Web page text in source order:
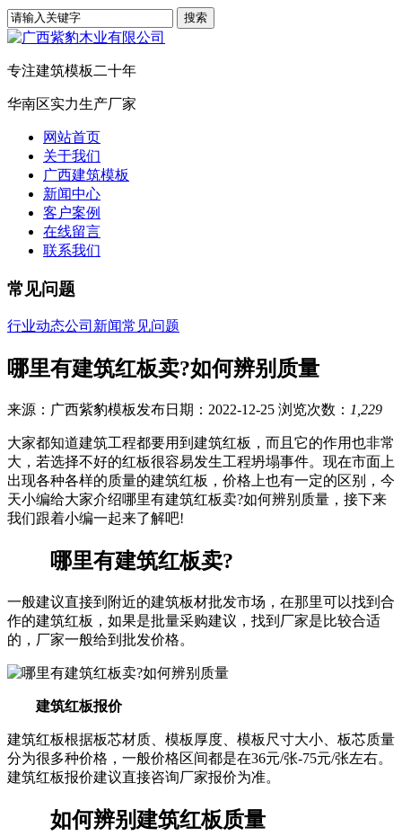
专注建筑模板二十年
华南区实力生产厂家
网站首页
关于我们
广西建筑模板
新闻中心
客户案例
在线留言
联系我们
常见问题
行业动态公司新闻常见问题
哪里有建筑红板卖?如何辨别质量
来源：广西紫豹模板发布日期：2022-12-25 浏览次数： 1,229
大家都知道建筑工程都要用到建筑红板，而且它的作用也非常
大，若选择不好的红板很容易发生工程坍塌事件。现在市面上
出现各种各样的质量的建筑红板，价格上也有一定的区别，今
天小编给大家介绍哪里有建筑红板卖?如何辨别质量，接下来
我们跟着小编一起来了解吧!
哪里有建筑红板卖?
一般建议直接到附近的建筑板材批发市场，在那里可以找到合
作的建筑红板，如果是批量采购建议，找到厂家是比较合适
的，厂家一般给到批发价格。
建筑红板报价
建筑红板根据板芯材质、模板厚度、模板尺寸大小、板芯质量
分为很多种价格，一般价格区间都是在36元/张-75元/张左右。
建筑红板报价建议直接咨询厂家报价为准。
如何辨别建筑红板质量